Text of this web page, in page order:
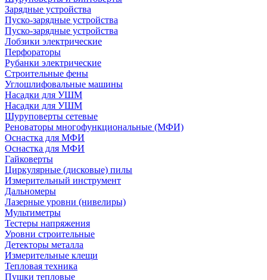
Зарядные устройства
Пуско-зарядные устройства
Пуско-зарядные устройства
Лобзики электрические
Перфораторы
Рубанки электрические
Строительные фены
Углошлифовальные машины
Насадки для УШМ
Насадки для УШМ
Шуруповерты сетевые
Реноваторы многофункциональные (МФИ)
Оснастка для МФИ
Оснастка для МФИ
Гайковерты
Циркулярные (дисковые) пилы
Измерительный инструмент
Дальномеры
Лазерные уровни (нивелиры)
Мультиметры
Тестеры напряжения
Уровни строительные
Детекторы металла
Измерительные клещи
Тепловая техника
Пушки тепловые